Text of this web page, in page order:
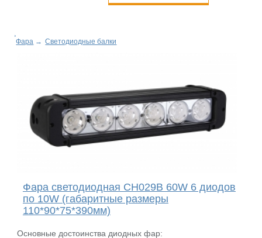
Фара → Светодиодные балки
Фара светодиодная CH029B 60W 6 диодов
по 10W (габаритные размеры
110*90*75*390мм)
Основные достоинства диодных фар: